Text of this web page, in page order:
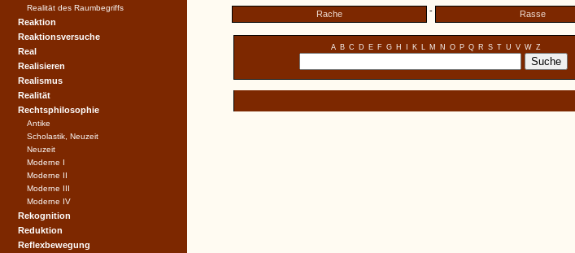
Rache - Rasse
A B C D E F G H K L M N O P Q R S T U V W Z
Realität des Raumbegriffs
Reaktion
Reaktionsversuche
Real
Realisieren
Realismus
Realität
Rechtsphilosophie
Antike
Scholastik, Neuzeit
Neuzeit
Moderne I
Moderne II
Moderne III
Moderne IV
Rekognition
Reduktion
Reflexbewegung